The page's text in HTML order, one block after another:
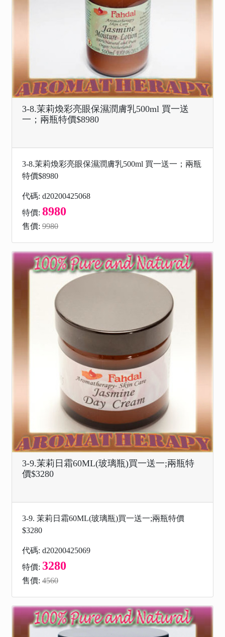
3-8.茉莉煥彩亮眼保濕潤膚乳500ml 買一送
一；兩瓶特價$8980
3-8.茉莉煥彩亮眼保濕潤膚乳500ml 買一送一；兩瓶
特價$8980
代碼: d20200425068
特價: 8980
售價: 9980
3-9.茉莉日霜60ML(玻璃瓶)買一送一;兩瓶特
價$3280
3-9. 茉莉日霜60ML(玻璃瓶)買一送一;兩瓶特價
$3280
代碼: d20200425069
特價: 3280
售價: 4560